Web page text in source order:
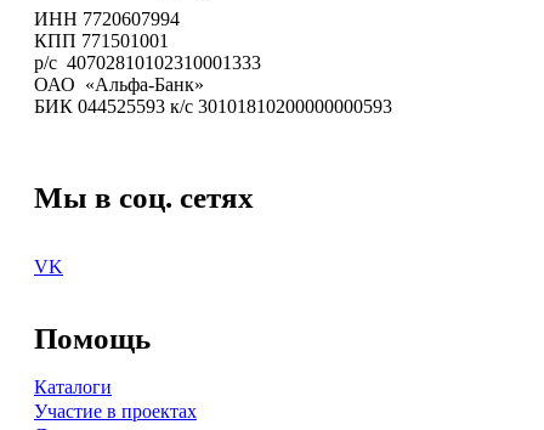
ИНН 7720607994
КПП 771501001
р/с 40702810102310001333
ОАО «Альфа-Банк»
БИК 044525593 к/с 30101810200000000593
Мы в соц. сетях
VK
Помощь
Каталоги
Участие в проектах